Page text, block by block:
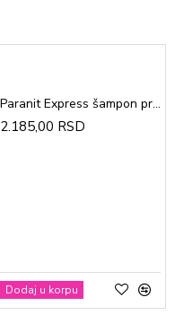
Paranit Express šampon protiv vaši + češalj 200ml
2.185,00 RSD
Dodaj u korpu